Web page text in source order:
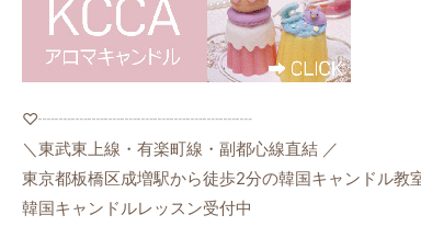
♡┈┈┈┈┈┈┈┈┈┈┈┈┈
＼東武東上線・有楽町線・副都心線直結 ／
東京都板橋区成増駅から徒歩2分の韓国キャンドル教
韓国キャンドルレッスン受付中